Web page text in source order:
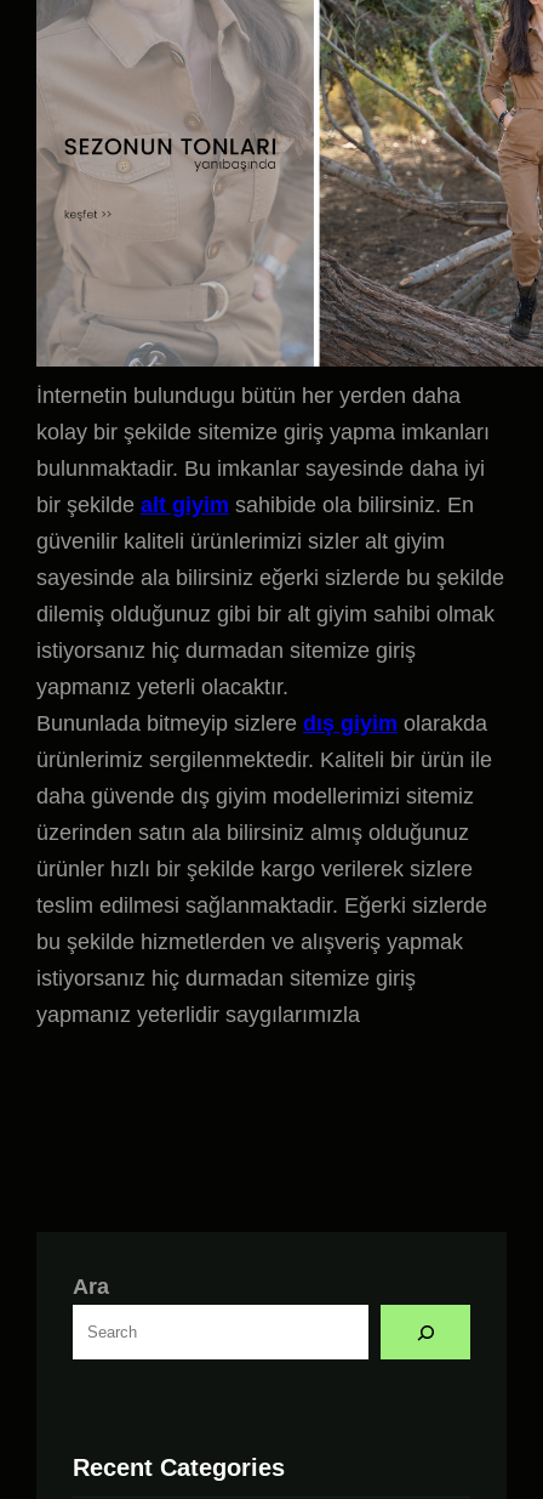
İnternetin bulundugu bütün her yerden daha
kolay bir şekilde sitemize giriş yapma imkanları
bulunmaktadir. Bu imkanlar sayesinde daha iyi
bir şekilde alt giyim sahibide ola bilirsiniz. En
güvenilir kaliteli ürünlerimizi sizler alt giyim
sayesinde ala bilirsiniz eğerki sizlerde bu şekilde
dilemiş olduğunuz gibi bir alt giyim sahibi olmak
istiyorsanız hiç durmadan sitemize giriş
yapmanız yeterli olacaktır.
Bununlada bitmeyip sizlere dış giyim olarakda
ürünlerimiz sergilenmektedir. Kaliteli bir ürün ile
daha güvende dış giyim modellerimizi sitemiz
üzerinden satın ala bilirsiniz almış olduğunuz
ürünler hızlı bir şekilde kargo verilerek sizlere
teslim edilmesi sağlanmaktadir. Eğerki sizlerde
bu şekilde hizmetlerden ve alışveriş yapmak
istiyorsanız hiç durmadan sitemize giriş
yapmanız yeterlidir saygılarımızla
Ara
Recent Categories